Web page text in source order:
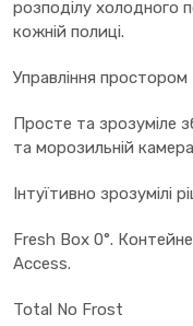
розподілу холодного
кожній полиці.
Управління простором
Просте та зрозуміле
та морозильній
Інтуїтивно зрозумілі
Fresh Box 0°.
Access.
Total No Frost